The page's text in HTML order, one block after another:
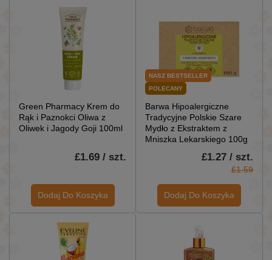
Green Pharmacy Krem do
Rąk i Paznokci Oliwa z
Oliwek i Jagody Goji 100ml
£1.69 / szt.
Dodaj Do Koszyka
NASZ BESTSELLER
POLECANY
Barwa Hipoalergiczne
Tradycyjne Polskie Szare
Mydło z Ekstraktem z
Mniszka Lekarskiego 100g
£1.27 / szt.
£1.59
Dodaj Do Koszyka